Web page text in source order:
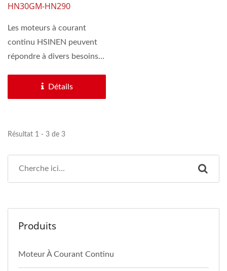
Personnalisée Φ
30mm Plus Dia.
29mm Moteur
HN30GM-HN290
Les moteurs à courant
continu HSINEN peuvent
répondre à divers besoins
Détails
Résultat 1 - 3 de 3
Produits
Moteur À Courant Continu